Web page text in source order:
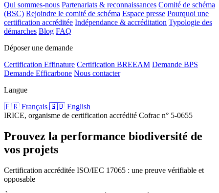
Qui sommes-nous Partenariats & reconnaissances Comité de schéma
(BSC) Rejoindre le comité de schéma Espace presse Pourquoi une
certification accréditée Indépendance & accréditation Typologie des
démarches Blog FAQ
Déposer une demande
Certification Effinature Certification BREEAM Demande BPS
Demande Efficarbone Nous contacter
Langue
🇫🇷 Français 🇬🇧 English
IRICE, organisme de certification accrédité Cofrac n° 5-0655
Prouvez la performance biodiversité de
vos projets
Certification accréditée ISO/IEC 17065 : une preuve vérifiable et
opposable